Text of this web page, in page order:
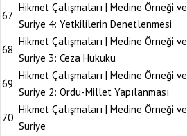
67
Hikmet Çalışmaları | Medine Örneği ve
Suriye 4: Yetkililerin Denetlenmesi
68
Hikmet Çalışmaları | Medine Örneği ve
Suriye 3: Ceza Hukuku
69
Hikmet Çalışmaları | Medine Örneği ve
Suriye 2: Ordu-Millet Yapılanması
70
Hikmet Çalışmaları | Medine Örneği ve
Suriye